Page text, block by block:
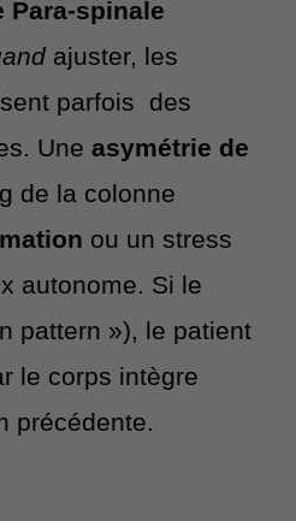
Para-spinale
ajuster, les
parfois des
Une asymétrie de
de la colonne
ou un stress
autonome. Si le
pattern »), le patient
le corps intègre
précédente.